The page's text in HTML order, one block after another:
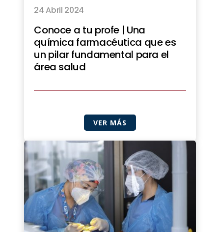
24 Abril 2024
Conoce a tu profe | Una
química farmacéutica que es
un pilar fundamental para el
área salud
VER MÁS